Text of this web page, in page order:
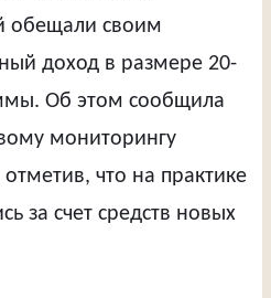
обещали своим
доход в размере 20-
Об этом сообщила
мониторингу
отметив, что на практике
за счет средств новых